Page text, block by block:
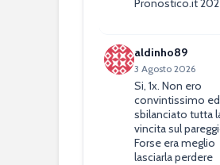
aldinho89
3 Agosto 2026
Si, 1x. Non ero
convintissimo
sbilanciato tutta
vincita sul
Forse era meglio
lasciarla perdere